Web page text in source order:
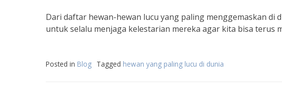
Dari daftar hewan-hewan lucu yang paling menggemaskan di
untuk selalu menjaga kelestarian mereka agar kita bisa terus
Posted in Blog Tagged hewan yang paling lucu di dunia